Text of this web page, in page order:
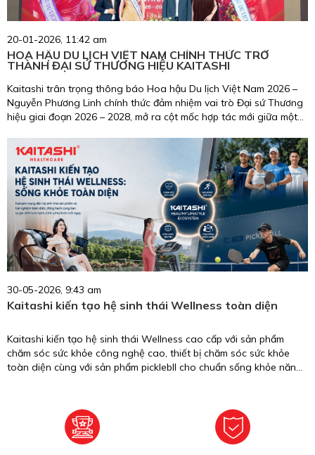
20-01-2026, 11:42 am
HOA HẬU DU LỊCH VIỆT NAM CHÍNH THỨC TRỞ
THÀNH ĐẠI SỨ THƯƠNG HIỆU KAITASHI
Kaitashi trân trọng thông báo Hoa hậu Du lịch Việt Nam 2026 –
Nguyễn Phương Linh chính thức đảm nhiệm vai trò Đại sứ Thương
hiệu giai đoạn 2026 – 2028, mở ra cột mốc hợp tác mới giữa một
thương hiệu chăm sóc sức khỏe uy tín tại Việt Nam.
30-05-2026, 9:43 am
Kaitashi kiến tạo hệ sinh thái Wellness toàn diện
Kaitashi kiến tạo hệ sinh thái Wellness cao cấp với sản phẩm
chăm sóc sức khỏe công nghệ cao, thiết bị chăm sóc sức khỏe
toàn diện cùng với sản phẩm picklebll cho chuẩn sống khỏe năng